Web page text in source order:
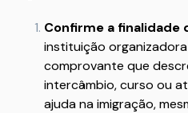
Confirme a finalidade
instituição
comprovante que
intercâmbio, curso ou
ajuda na imigração,